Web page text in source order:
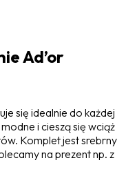
Ad’or
się idealnie do każdej
i cieszą się wciąż
Komplet jest srebrny
na prezent np. z